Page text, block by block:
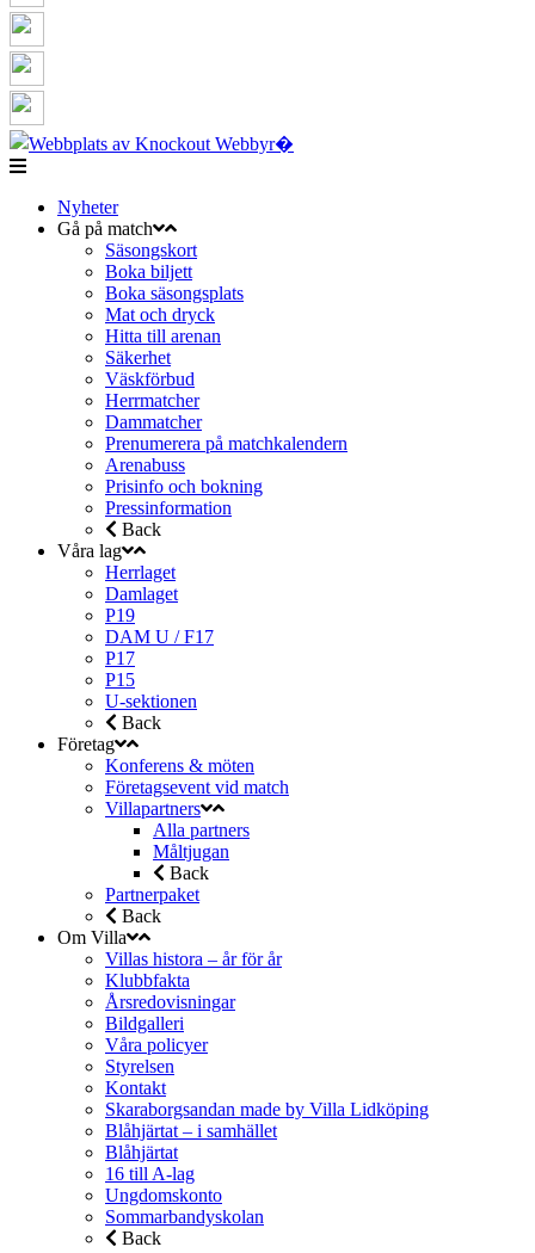
Nyheter
Gå på match
Säsongskort
Boka biljett
Boka säsongsplats
Mat och dryck
Hitta till arenan
Säkerhet
Väskförbud
Herrmatcher
Dammatcher
Prenumerera på matchkalendern
Arenabuss
Prisinfo och bokning
Pressinformation
Back
Våra lag
Herrlaget
Damlaget
P19
DAM U / F17
P17
P15
U-sektionen
Back
Företag
Konferens & möten
Företagsevent vid match
Villapartners
Alla partners
Måltjugan
Back
Partnerpaket
Back
Om Villa
Villas histora – år för år
Klubbfakta
Årsredovisningar
Bildgalleri
Våra policyer
Styrelsen
Kontakt
Skaraborgsandan made by Villa Lidköping
Blåhjärtat – i samhället
Blåhjärtat
16 till A-lag
Ungdomskonto
Sommarbandyskolan
Back